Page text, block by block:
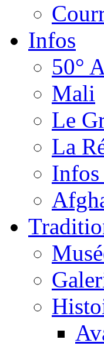
Infos
50°
Mali
Le
La
Infos